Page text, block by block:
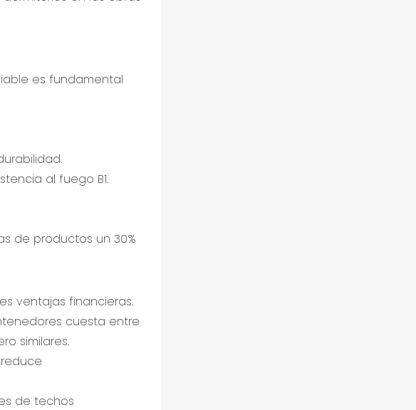
es fundamental
al fuego B1.
de productos un 30%
ventajas financieras.
cuesta entre
similares.
de techos